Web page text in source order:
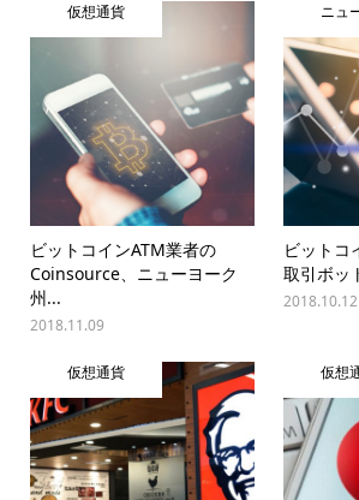
仮想通貨
ビットコインATM業者の
Coinsource、ニューヨーク
州...
2018.11.09
ニュ
ビットコ
取引ボッ
2018.10.12
仮想通貨 仮想